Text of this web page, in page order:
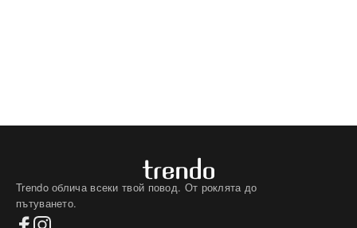
Trendo облича всеки твой повод. От роклята до
пътуването.